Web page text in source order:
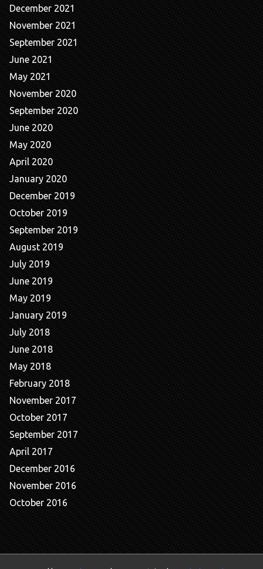
December 2021
November 2021
September 2021
June 2021
May 2021
November 2020
September 2020
June 2020
May 2020
April 2020
January 2020
December 2019
October 2019
September 2019
August 2019
July 2019
June 2019
May 2019
January 2019
July 2018
June 2018
May 2018
February 2018
November 2017
October 2017
September 2017
April 2017
December 2016
November 2016
October 2016